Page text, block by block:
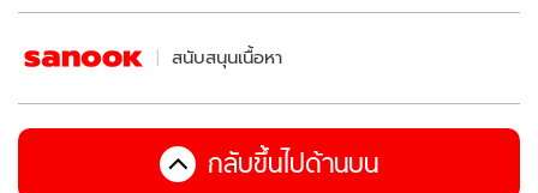
สนับสนุนเนื้อหา
กลับขึ้นไปด้านบน